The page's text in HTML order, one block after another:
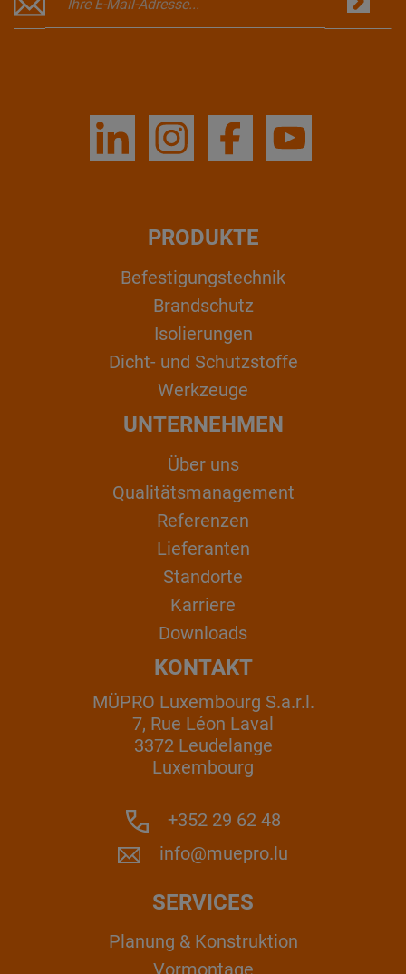
PRODUKTE
Befestigungstechnik
Brandschutz
Isolierungen
Dicht- und Schutzstoffe
Werkzeuge
UNTERNEHMEN
Über uns
Qualitätsmanagement
Referenzen
Lieferanten
Standorte
Karriere
Downloads
KONTAKT
MÜPRO Luxembourg S.a.r.l.
7, Rue Léon Laval
3372 Leudelange
Luxembourg
+352 29 62 48
info@muepro.lu
SERVICES
Planung & Konstruktion